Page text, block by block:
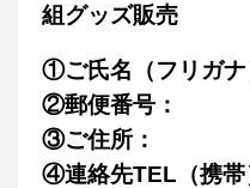
組グッズ販売
①ご氏名（フリガナ
②郵便番号：
③ご住所：
④連絡先TEL（携帯